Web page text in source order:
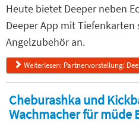
Heute bietet Deeper neben
Deeper App mit
Angelzubehör an.
Weiterlesen: Partnervorstellung:
Cheburashka und
Wachmacher für müde